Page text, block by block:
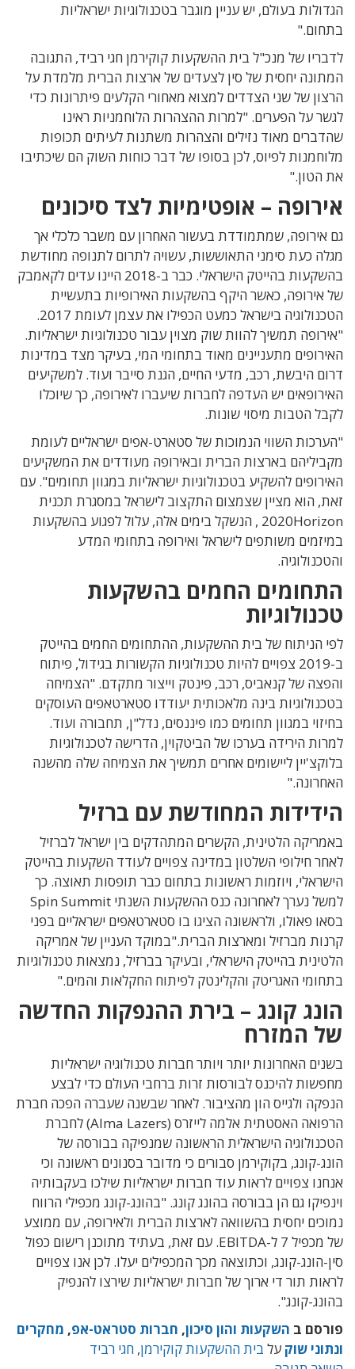
הגדולות בעולם, יש עניין מוגבר בטכנולוגיות ישראליות
בתחום."
לדבריו של מנכ"ל בית ההשקעות קוקירמן חגי רביד, התגובה
המתונה יחסית של סין לצעדים של ארצות הברית מלמדת על
הרצון של שני הצדדים למצוא מאחורי הקלעים פיתרונות כדי
לגשר על הפערים. "למרות ההצהרות הלוחמניות ראינו
שהדברים מאוד נזילים והצהרות משתנות לעיתים תכופות
מלוחמנות לפיוס, לכן בסופו של דבר כוחות השוק הם שיכתיבו
את הטון."
אירופה – אופטימיות לצד סיכונים
גם אירופה, שמתמודדת בעשור האחרון עם משבר כלכלי אך
מגלה כעת סימני התאוששות, עשויה לתרום לתנופה מחודשת
בהשקעות בהייטק הישראלי. כבר ב-2018 היינו עדים לקאמבק
של אירופה, כאשר היקף בהשקעות האירופיות בתעשיית
הטכנולוגיה בישראל כמעט הכפילו את עצמן לעומת 2017.
"אירופה תמשיך להוות שוק מצוין עבור טכנולוגיות ישראליות.
האירופים מתעניינים מאוד בתחומי המי, בעיקר מצד במדינות
דרום היבשת, רכב, מדעי החיים, הגנת סייבר ועוד. למשקיעים
האירופאים יש העדפה לחברות שיעברו לאירופה, כך שיוכלו
לקבל הטבות מיסוי שונות.
"הערכות השווי הנמוכות של סטארט-אפים ישראליים לעומת
מקביליהם בארצות הברית ובאירופה מעודדים את המשקיעים
האירופים להשקיע בטכנולוגיות ישראליות במגוון תחומים". עם
זאת, הוא מציין שצמצום התקצוב לישראל במסגרת תכנית
2020Horizon , הנשקל בימים אלה, עלול לפגוע בהשקעות
במיזמים משותפים לישראל ואירופה בתחומי המדע
והטכנולוגיה.
התחומים החמים בהשקעות
טכנולוגיות
לפי הניתוח של בית ההשקעות, ההתחומים החמים בהייטק
ב-2019 צפויים להיות טכנולוגיות הקשורות בגידול, פיתוח
והפצה של קנאביס, רכב, פינטק וייצור מתקדם. "הצמיחה
בטכנולוגיות בינה מלאכותית יעודדו סטארטאפים העוסקים
בחיזוי במגוון תחומים כמו פיננסים, נדל"ן, תחבורה ועוד.
למרות הירידה בערכו של הביטקוין, הדרישה לטכנולוגיות
בלוקצ'יין ליישומים אחרים תמשיך את הצמיחה שלה מהשנה
האחרונה."
הידידות המחודשת עם ברזיל
באמריקה הלטינית, הקשרים המתהדקים בין ישראל לברזיל
לאחר חילופי השלטון במדינה צפויים לעודד השקעות בהייטק
הישראלי, ויוזמות ראשונות בתחום כבר תופסות תאוצה. כך
למשל נערך לאחרונה כנס ההשקעות השנתי Spin Summit
בסאו פאולו, ולראשונה הציגו בו סטארטאפים ישראליים בפני
קרנות מברזיל ומארצות הברית."במוקד העניין של אמריקה
הלטינית בהייטק הישראלי, ובעיקר בברזיל, נמצאות טכנולוגיות
בתחומי האגריטק והקלינטק לפיתוח החקלאות והמים."
הונג קונג – בירת ההנפקות החדשה
של המזרח
בשנים האחרונות יותר ויותר חברות טכנולוגיה ישראליות
מחפשות להיכנס לבורסות זרות ברחבי העולם כדי לבצע
הנפקה ולגייס הון מהציבור. לאחר שבשנה שעברה הפכה חברת
הרפואה האסטתית אלמה לייזרס (Alma Lazers) לחברת
הטכנולוגיה הישראלית הראשונה שמנפיקה בבורסה של
הונג-קונג, בקוקירמן סבורים כי מדובר בסנונים ראשונה וכי
אנחנו צפויים לראות עוד חברות ישראליות שילכו בעקבותיה
וינפיקו גם הן בבורסה בהונג קונג. "בהונג-קונג מכפילי הרווח
נמוכים יחסית בהשוואה לארצות הברית ולאירופה, עם ממוצע
של מכפיל 7 ל-EBITDA. עם זאת, בעתיד מתוכנן רישום כפול
סין-הונג-קונג, וכתוצאה מכך המכפילים יעלו. לכן אנו צפויים
לראות תור די ארוך של חברות ישראליות שירצו להנפיק
בהונג-קונג".
פורסם ב השקעות והון סיכון, חברות סטראט-אפ, מחקרים
ונתוני שוק על בית ההשקעות קוקירמן, חגי רביד